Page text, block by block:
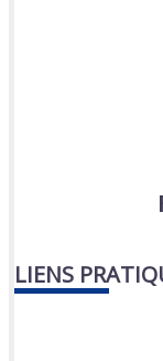
LIENS